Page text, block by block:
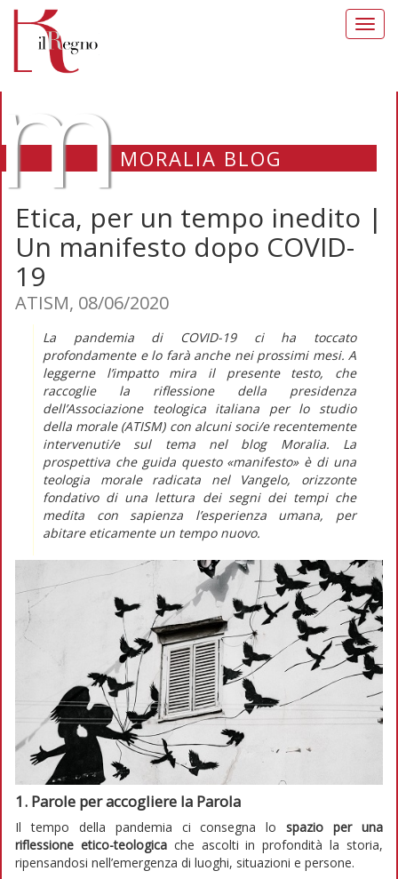
MORALIA BLOG
Etica, per un tempo inedito |
Un manifesto dopo COVID-
19
ATISM, 08/06/2020
La pandemia di COVID-19 ci ha toccato
profondamente e lo farà anche nei prossimi mesi. A
leggerne l’impatto mira il presente testo, che
raccoglie la riflessione della presidenza
dell’Associazione teologica italiana per lo studio
della morale (ATISM) con alcuni soci/e recentemente
intervenuti/e sul tema nel blog Moralia. La
prospettiva che guida questo «manifesto» è di una
teologia morale radicata nel Vangelo, orizzonte
fondativo di una lettura dei segni dei tempi che
medita con sapienza l’esperienza umana, per
abitare eticamente un tempo nuovo.
1. Parole per accogliere la Parola
Il tempo della pandemia ci consegna lo spazio per una
riflessione etico-teologicache ascolti in profondità la storia,
ripensandosi nell’emergenza di luoghi, situazioni e persone.